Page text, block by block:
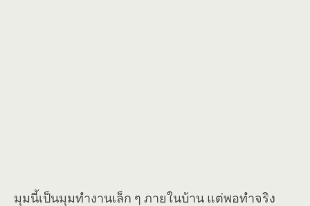
มุมนี้เป็นมุมทำงานเล็ก ๆ ภายในบ้าน แต่พอทำจริง